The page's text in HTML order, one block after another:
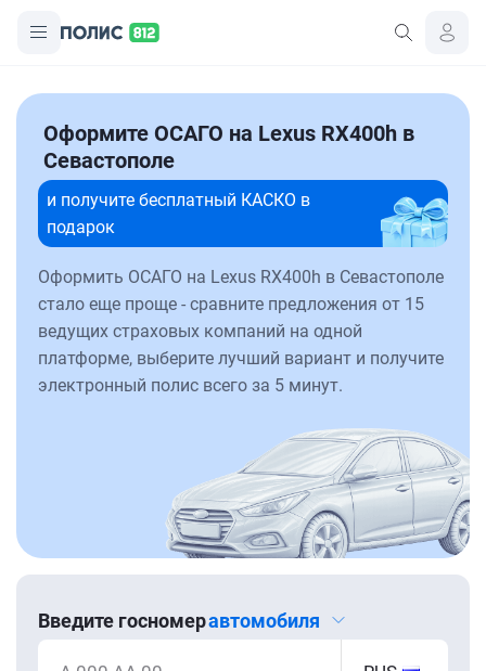
Оформите ОСАГО на Lexus RX400h в
Севастополе
и получите бесплатный КАСКО в
подарок
Оформить ОСАГО на Lexus RX400h в Севастополе
стало еще проще - сравните предложения от 15
ведущих страховых компаний на одной
платформе, выберите лучший вариант и получите
электронный полис всего за 5 минут.
Введите госномеравтомобиля